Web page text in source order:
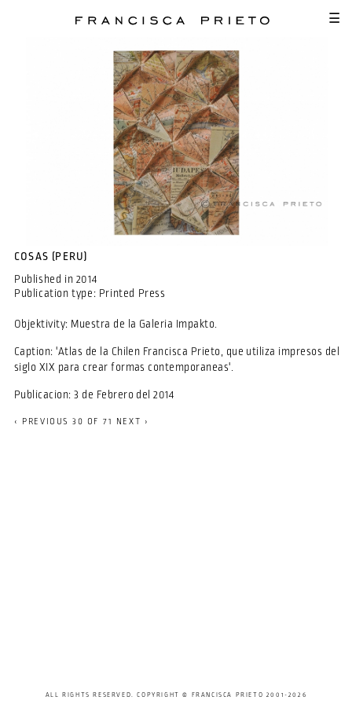
ALL RIGHTS RESERVED. COPYRIGHT © FRANCISCA PRIETO 2001-2026
☰
COSAS (PERU)
Published in 2014
Publication type: Printed Press
Objektivity: Muestra de la Galeria Impakto.
Caption: 'Atlas de la Chilen Francisca Prieto, que utiliza impresos del
siglo XIX para crear formas contemporaneas'.
Publicacion: 3 de Febrero del 2014
‹ PREVIOUS 30 OF 71 NEXT ›